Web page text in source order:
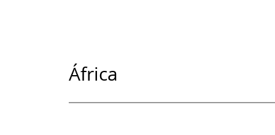
África